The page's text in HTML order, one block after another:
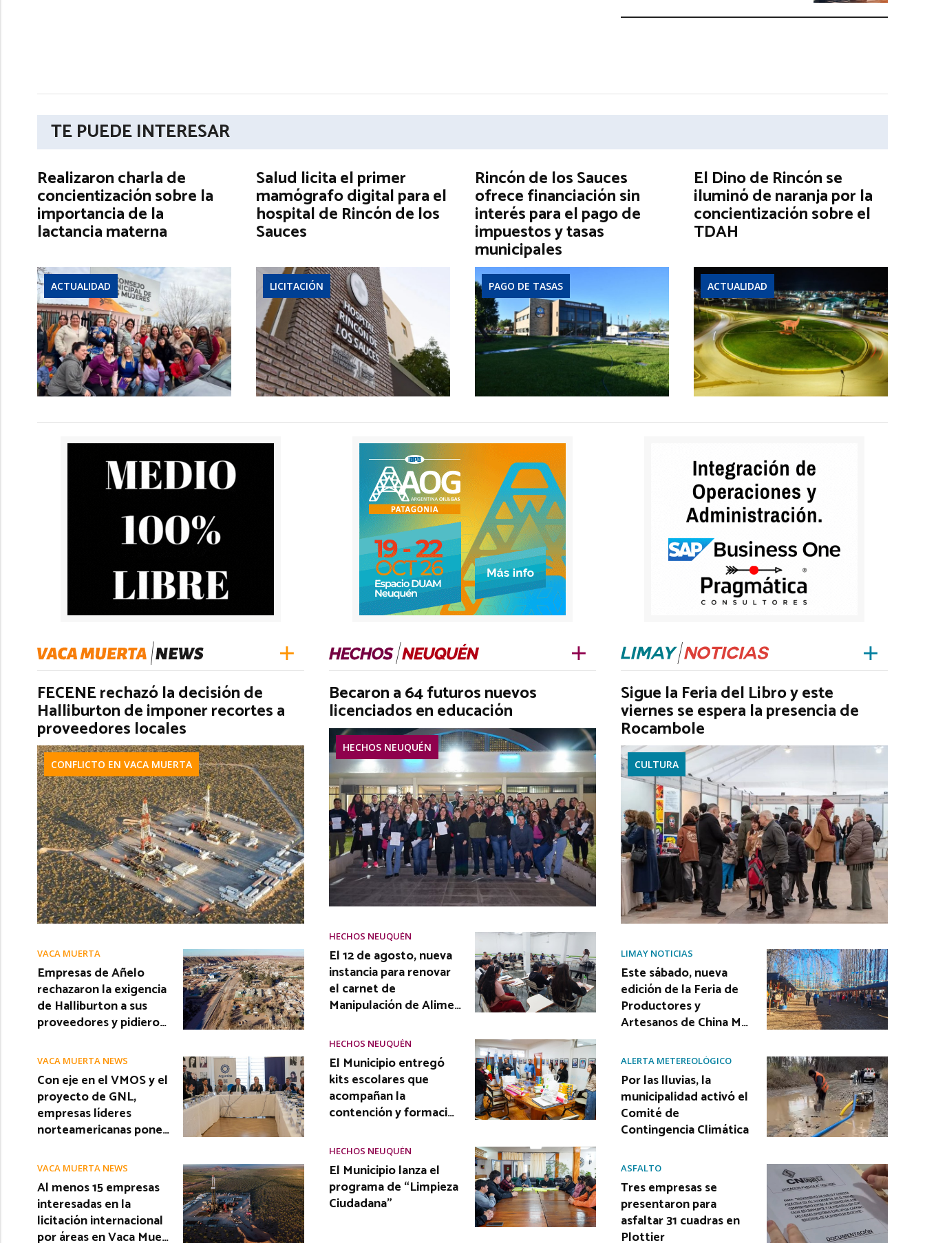
TE PUEDE INTERESAR
Realizaron charla de
concientización sobre la
importancia de la
lactancia materna
ACTUALIDAD
Salud licita el primer
mamógrafo digital para el
hospital de Rincón de los
Sauces
LICITACIÓN
Rincón de los Sauces
ofrece financiación sin
interés para el pago de
impuestos y tasas
municipales
PAGO DE TASAS
El Dino de Rincón se
iluminó de naranja por la
concientización sobre el
TDAH
ACTUALIDAD
FECENE rechazó la decisión de
Halliburton de imponer recortes a
proveedores locales
CONFLICTO EN VACA MUERTA
VACA MUERTA
Empresas de Añelo
rechazaron la exigencia
de Halliburton a sus
proveedores y pidiero…
VACA MUERTA NEWS
Con eje en el VMOS y el
proyecto de GNL,
empresas líderes
norteamericanas pone…
VACA MUERTA NEWS
Al menos 15 empresas
interesadas en la
licitación internacional
por áreas en Vaca Mue…
Becaron a 64 futuros nuevos
licenciados en educación
HECHOS NEUQUÉN
HECHOS NEUQUÉN
El 12 de agosto, nueva
instancia para renovar
el carnet de
Manipulación de Alime…
HECHOS NEUQUÉN
El Municipio entregó
kits escolares que
acompañan la
contención y formaci…
HECHOS NEUQUÉN
El Municipio lanza el
programa de “Limpieza
Ciudadana”
Sigue la Feria del Libro y este
viernes se espera la presencia de
Rocambole
CULTURA
LIMAY NOTICIAS
Este sábado, nueva
edición de la Feria de
Productores y
Artesanos de China M…
ALERTA METEREOLÓGICO
Por las lluvias, la
municipalidad activó el
Comité de
Contingencia Climática
ASFALTO
Tres empresas se
presentaron para
asfaltar 31 cuadras en
Plottier